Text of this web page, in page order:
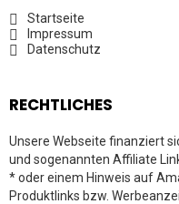
Startseite
Impressum
Datenschutz
RECHTLICHES
Unsere Webseite finanziert
und sogenannten Affiliate
* oder einem Hinweis auf
Produktlinks bzw.